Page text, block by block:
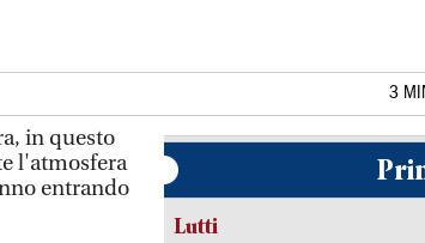
3
in questo
l'atmosfera
entrando
Lutti